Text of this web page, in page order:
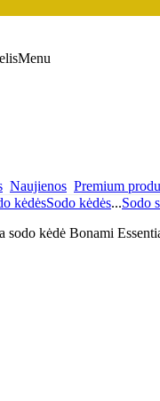
Menu
Naujienos Premium
kėdėsSodo kėdės...Sodo